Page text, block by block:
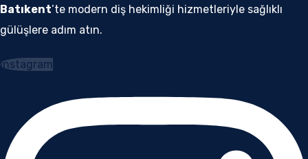
Batıkent’te modern diş hekimliği hizmetleriyle sağlıklı
gülüşlere adım atın.
Instagram